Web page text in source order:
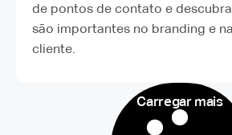
de pontos de contato e
são importantes no branding e
cliente.
Carregar mais